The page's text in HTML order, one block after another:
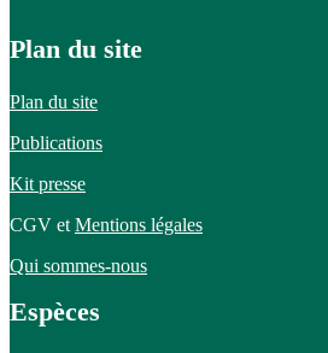
Plan du site
Plan du site
Publications
Kit presse
CGV et Mentions légales
Qui sommes-nous
Espèces